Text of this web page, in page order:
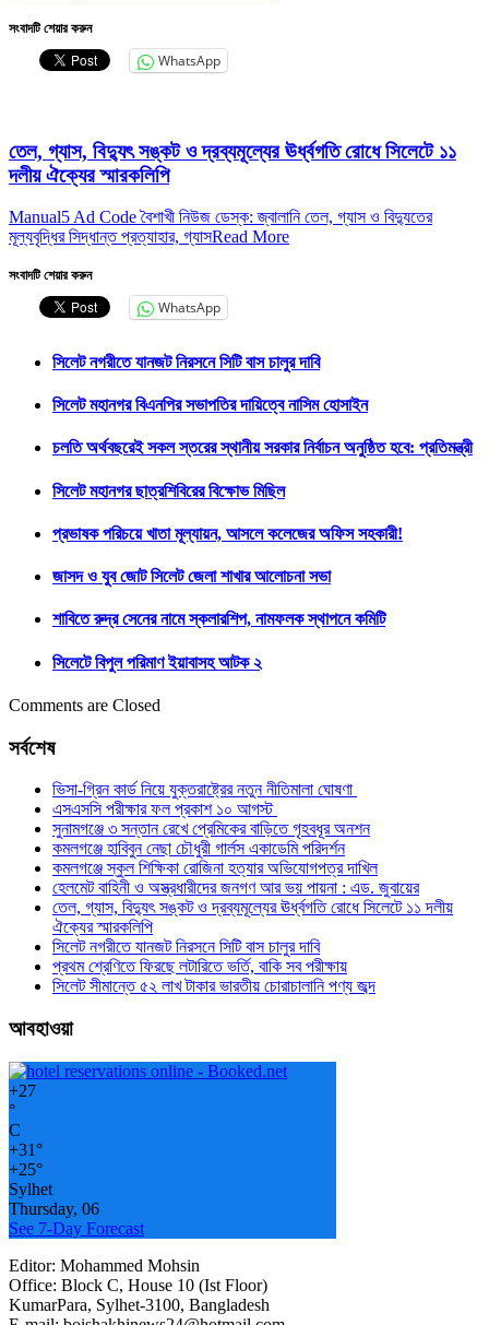
সংবাদটি শেয়ার করুন
WhatsApp
তেল, গ্যাস, বিদ্যুৎ সঙ্কট ও দ্রব্যমূল্যের ঊর্ধ্বগতি রোধে সিলেটে ১১
দলীয় ঐক্যের স্মারকলিপি
Manual5 Ad Code বৈশাখী নিউজ ডেস্ক: জ্বালানি তেল, গ্যাস ও বিদ্যুতের
মূল্যবৃদ্ধির সিদ্ধান্ত প্রত্যাহার, গ্যাসRead More
সংবাদটি শেয়ার করুন
WhatsApp
সিলেট নগরীতে যানজট নিরসনে সিটি বাস চালুর দাবি
সিলেট মহানগর বিএনপির সভাপতির দায়িত্বে নাসিম হোসাইন
চলতি অর্থবছরেই সকল স্তরের স্থানীয় সরকার নির্বাচন অনুষ্ঠিত হবে: প্রতিমন্ত্রী
সিলেট মহানগর ছাত্রশিবিরের বিক্ষোভ মিছিল
প্রভাষক পরিচয়ে খাতা মূল্যায়ন, আসলে কলেজের অফিস সহকারী!
জাসদ ও যুব জোট সিলেট জেলা শাখার আলোচনা সভা
শাবিতে রুদ্র সেনের নামে স্কলারশিপ, নামফলক স্থাপনে কমিটি
সিলেটে বিপুল পরিমাণ ইয়াবাসহ আটক ২
Comments are Closed
সর্বশেষ
ভিসা-গ্রিন কার্ড নিয়ে যুক্তরাষ্ট্রের নতুন নীতিমালা ঘোষণা
এসএসসি পরীক্ষার ফল প্রকাশ ১০ আগস্ট
সুনামগঞ্জে ৩ সন্তান রেখে প্রেমিকের বাড়িতে গৃহবধূর অনশন
কমলগঞ্জে হাবিবুন নেছা চৌধুরী গার্লস একাডেমি পরিদর্শন
কমলগঞ্জে স্কুল শিক্ষিকা রোজিনা হত্যার অভিযোগপত্র দাখিল
হেলমেট বাহিনী ও অস্ত্রধারীদের জনগণ আর ভয় পায়না : এড. জুবায়ের
তেল, গ্যাস, বিদ্যুৎ সঙ্কট ও দ্রব্যমূল্যের ঊর্ধ্বগতি রোধে সিলেটে ১১ দলীয়
ঐক্যের স্মারকলিপি
সিলেট নগরীতে যানজট নিরসনে সিটি বাস চালুর দাবি
প্রথম শ্রেণিতে ফিরছে লটারিতে ভর্তি, বাকি সব পরীক্ষায়
সিলেট সীমান্তে ৫২ লাখ টাকার ভারতীয় চোরাচালানি পণ্য জব্দ
আবহাওয়া
+27
°
C
+31°
+25°
Sylhet
Thursday, 06
See 7-Day Forecast
Editor: Mohammed Mohsin
Office: Block C, House 10 (Ist Floor)
KumarPara, Sylhet-3100, Bangladesh